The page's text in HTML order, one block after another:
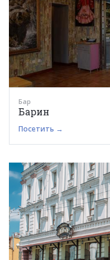
Бар
Барин
Посетить →